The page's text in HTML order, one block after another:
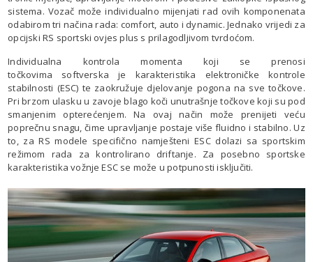
sistema. Vozač može individualno mijenjati rad ovih komponenata
odabirom tri načina rada: comfort, auto i dynamic. Jednako vrijedi za
opcijski RS sportski ovjes plus s prilagodljivom tvrdoćom.
Individualna kontrola momenta koji se prenosi
točkovima softverska je karakteristika elektroničke kontrole
stabilnosti (ESC) te zaokružuje djelovanje pogona na sve točkove.
Pri brzom ulasku u zavoje blago koči unutrašnje točkove koji su pod
smanjenim opterećenjem. Na ovaj način može prenijeti veću
poprečnu snagu, čime upravljanje postaje više fluidno i stabilno. Uz
to, za RS modele specifično namješteni ESC dolazi sa sportskim
režimom rada za kontrolirano driftanje. Za posebno sportske
karakteristika vožnje ESC se može u potpunosti isključiti.